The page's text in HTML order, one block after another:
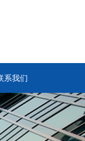
系我们